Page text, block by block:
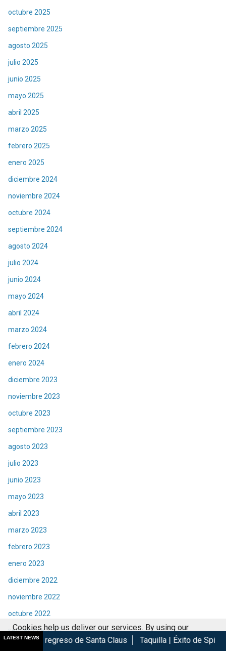
octubre 2025
septiembre 2025
agosto 2025
julio 2025
junio 2025
mayo 2025
abril 2025
marzo 2025
febrero 2025
enero 2025
diciembre 2024
noviembre 2024
octubre 2024
septiembre 2024
agosto 2024
julio 2024
junio 2024
mayo 2024
abril 2024
marzo 2024
febrero 2024
enero 2024
diciembre 2023
noviembre 2023
octubre 2023
septiembre 2023
agosto 2023
julio 2023
junio 2023
mayo 2023
abril 2023
marzo 2023
febrero 2023
enero 2023
diciembre 2022
noviembre 2022
octubre 2022
septiembre 2022
LATEST NEWS
de Santa Claus Taquilla | Éxito de Spider-Man Brand New
Cookies help us deliver our services. By using our
services, you agree to our use of cookies.
Got it